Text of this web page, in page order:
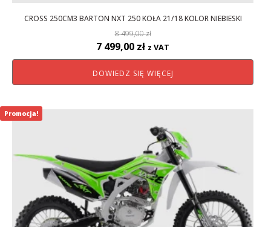
CROSS 250CM3 BARTON NXT 250 KOŁA 21/18 KOLOR NIEBIESKI
8 499,00zł
Pierwotna
cena
wynosiła:
7 499,00 złAktualna
cena
wynosi:
z VAT
DOWIEDZ SIĘ WIĘCEJ
Promocja!